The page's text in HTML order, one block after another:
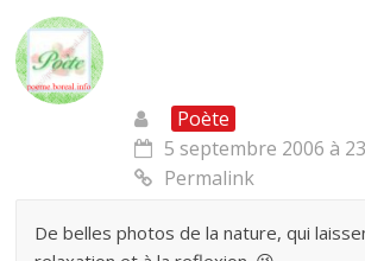
Poète
5 septembre 2006 à
Permalink
De belles photos de la nature, qui